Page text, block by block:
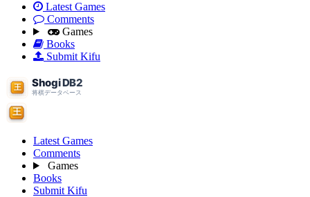
Latest Games
Comments
Games
Books
Submit Kifu
Latest Games
Comments
Games
Books
Submit Kifu